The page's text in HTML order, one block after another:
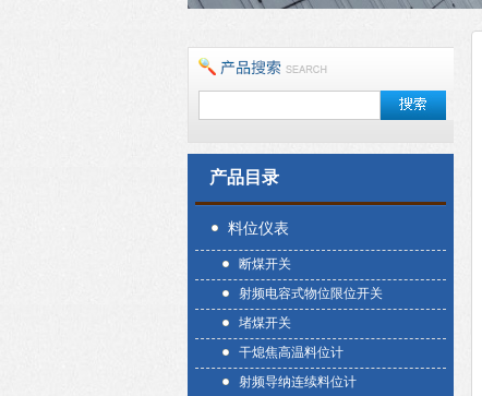
产品目录
料位仪表
断煤开关
射频电容式物位限位开关
堵煤开关
干熄焦高温料位计
射频导纳连续料位计